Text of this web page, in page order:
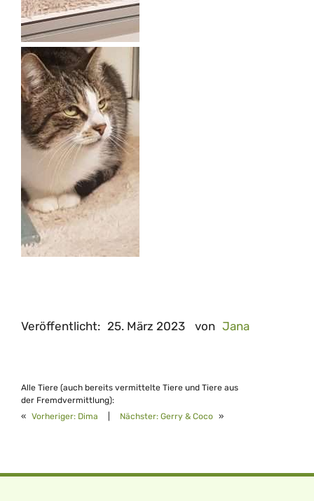
Veröffentlicht: 25. März 2023 von Jana
Alle Tiere (auch bereits vermittelte Tiere und Tiere aus
der Fremdvermittlung):
« Vorheriger: Dima Nächster: Gerry & Coco »